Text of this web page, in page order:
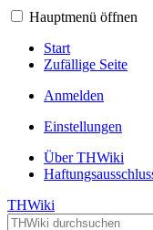
Hauptmenü öffnen
Start
Zufällige Seite
Anmelden
Einstellungen
Über THWiki
THWiki